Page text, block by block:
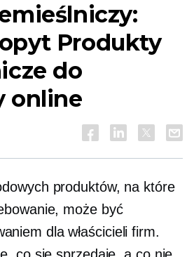
Produkty
do
online
produktów, na które
może być
dla właścicieli firm.